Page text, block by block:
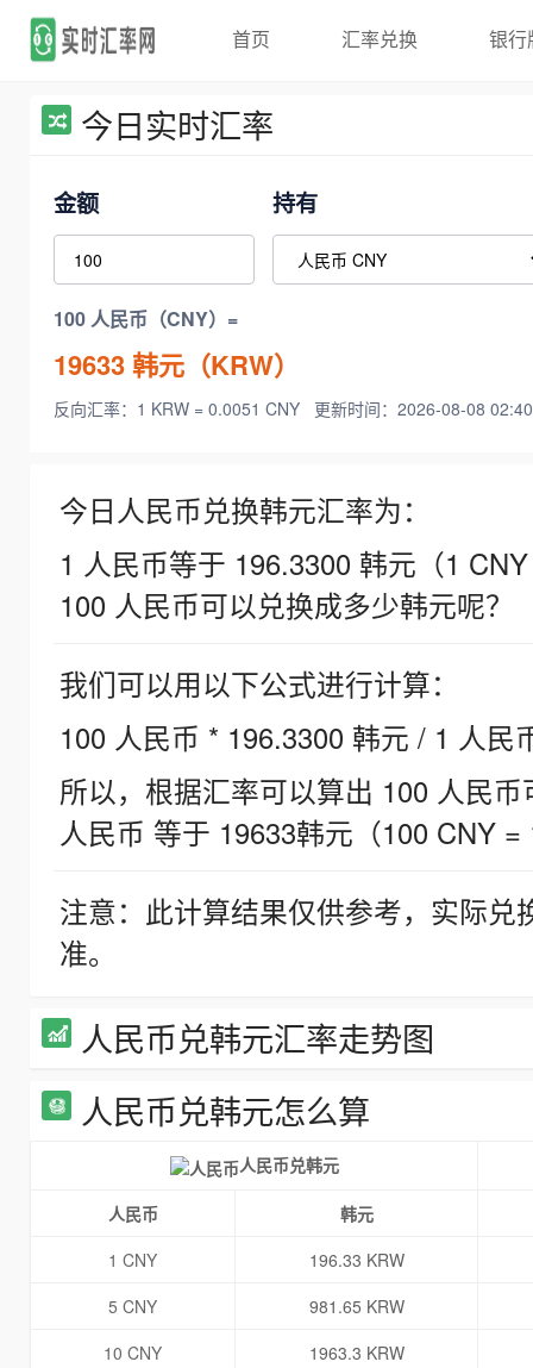
首页 汇率兑换 银行
今日实时汇率
金额 持有
100 人民币（CNY）=
19633韩元（KRW）
反向汇率：1 KRW = 0.0051 CNY 更新时间：2026-08-08
今日人民币兑换韩元汇率为：
1 人民币等于 196.3300 韩元（1
100 人民币可以兑换成多少韩元呢？
我们可以用以下公式进行计算：
100 人民币 * 196.3300 韩元 / 1 人民
所以，根据汇率可以算出 100 人民
人民币 等于 19633韩元（100 CNY =
注意：此计算结果仅供参考，实际
准。
人民币兑韩元汇率走势图
人民币兑韩元怎么算
人民币兑韩元
人民币
韩元
1 CNY
196.33 KRW
5 CNY
981.65 KRW
10 CNY
1963.3 KRW